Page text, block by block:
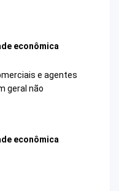
econômica
e agentes
geral não
econômica